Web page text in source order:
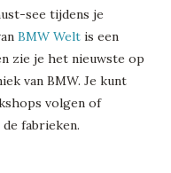
see tijdens je
BMW Welt is een
zie je het nieuwste op
van BMW. Je kunt
volgen of
fabrieken.